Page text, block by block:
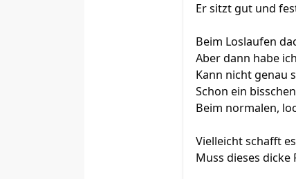
Er sitzt gut und
Beim Loslaufen
Aber dann habe
Kann nicht genau
Schon ein
Beim normalen,
Vielleicht schafft
Muss dieses dicke